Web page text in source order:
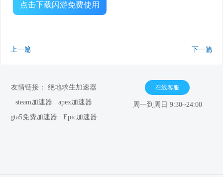
点击下载闪游免费使用
上一篇 下一篇
友情链接： 绝地求生加速器
steam加速器
apex加速器
gta5免费加速器
Epic加速器
在线客服
周一到周日 9:30~24:00